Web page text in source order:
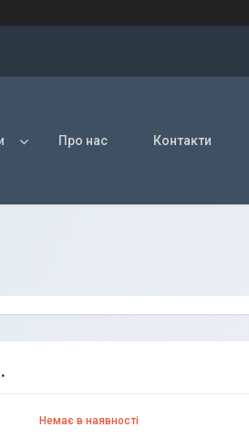
Про нас Контакти
Немає в наявності